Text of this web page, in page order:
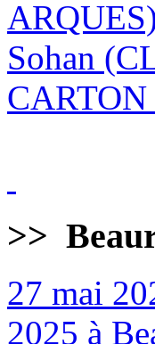
Sohan
>>
27 mai
2025 à